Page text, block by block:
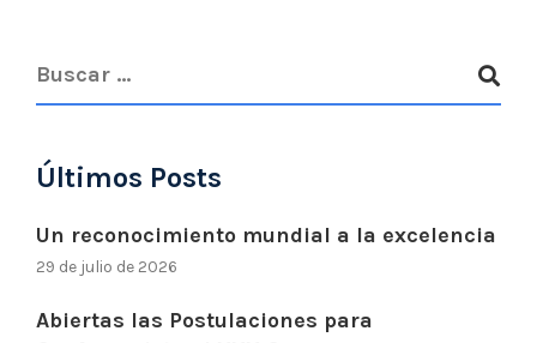
Últimos Posts
Un reconocimiento mundial a la excelencia
29 de julio de 2026
Abiertas las Postulaciones para